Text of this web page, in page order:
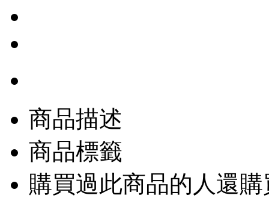
商品描述
商品標籤
購買過此商品的人還購